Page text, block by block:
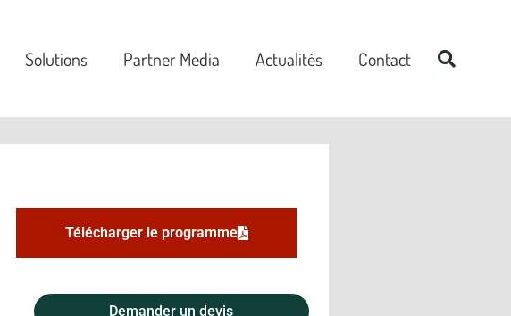
Solutions Partner Media Actualités Contact
Télécharger le programme
Demander un devis